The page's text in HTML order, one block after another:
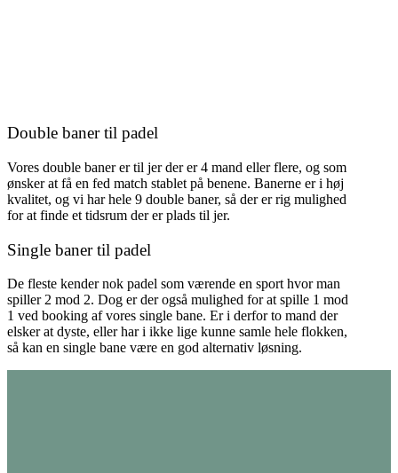
Double baner til padel
Vores double baner er til jer der er 4 mand eller flere, og som
ønsker at få en fed match stablet på benene. Banerne er i høj
kvalitet, og vi har hele 9 double baner, så der er rig mulighed
for at finde et tidsrum der er plads til jer.
Single baner til padel
De fleste kender nok padel som værende en sport hvor man
spiller 2 mod 2. Dog er der også mulighed for at spille 1 mod
1 ved booking af vores single bane. Er i derfor to mand der
elsker at dyste, eller har i ikke lige kunne samle hele flokken,
så kan en single bane være en god alternativ løsning.